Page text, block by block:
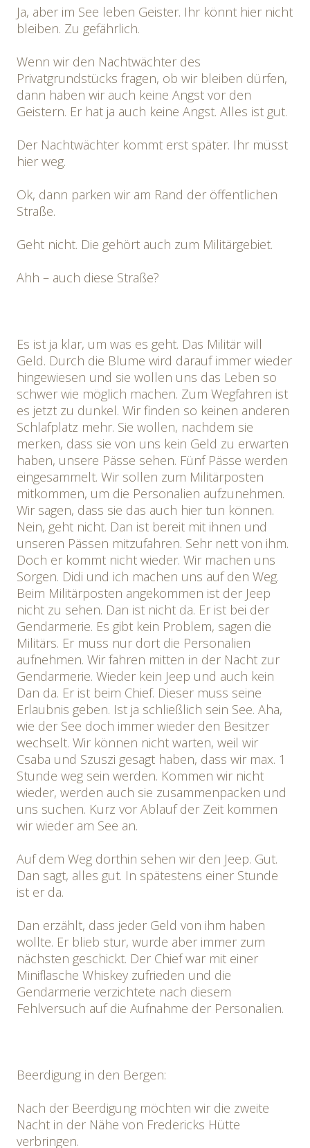
Ja, aber im See leben Geister. Ihr könnt hier nicht
bleiben. Zu gefährlich.
Wenn wir den Nachtwächter des
Privatgrundstücks fragen, ob wir bleiben dürfen,
dann haben wir auch keine Angst vor den
Geistern. Er hat ja auch keine Angst. Alles ist gut.
Der Nachtwächter kommt erst später. Ihr müsst
hier weg.
Ok, dann parken wir am Rand der öffentlichen
Straße.
Geht nicht. Die gehört auch zum Militärgebiet.
Ahh – auch diese Straße?
Es ist ja klar, um was es geht. Das Militär will
Geld. Durch die Blume wird darauf immer wieder
hingewiesen und sie wollen uns das Leben so
schwer wie möglich machen. Zum Wegfahren ist
es jetzt zu dunkel. Wir finden so keinen anderen
Schlafplatz mehr. Sie wollen, nachdem sie
merken, dass sie von uns kein Geld zu erwarten
haben, unsere Pässe sehen. Fünf Pässe werden
eingesammelt. Wir sollen zum Militärposten
mitkommen, um die Personalien aufzunehmen.
Wir sagen, dass sie das auch hier tun können.
Nein, geht nicht. Dan ist bereit mit ihnen und
unseren Pässen mitzufahren. Sehr nett von ihm.
Doch er kommt nicht wieder. Wir machen uns
Sorgen. Didi und ich machen uns auf den Weg.
Beim Militärposten angekommen ist der Jeep
nicht zu sehen. Dan ist nicht da. Er ist bei der
Gendarmerie. Es gibt kein Problem, sagen die
Militärs. Er muss nur dort die Personalien
aufnehmen. Wir fahren mitten in der Nacht zur
Gendarmerie. Wieder kein Jeep und auch kein
Dan da. Er ist beim Chief. Dieser muss seine
Erlaubnis geben. Ist ja schließlich sein See. Aha,
wie der See doch immer wieder den Besitzer
wechselt. Wir können nicht warten, weil wir
Csaba und Szuszi gesagt haben, dass wir max. 1
Stunde weg sein werden. Kommen wir nicht
wieder, werden auch sie zusammenpacken und
uns suchen. Kurz vor Ablauf der Zeit kommen
wir wieder am See an.
Auf dem Weg dorthin sehen wir den Jeep. Gut.
Dan sagt, alles gut. In spätestens einer Stunde
ist er da.
Dan erzählt, dass jeder Geld von ihm haben
wollte. Er blieb stur, wurde aber immer zum
nächsten geschickt. Der Chief war mit einer
Miniflasche Whiskey zufrieden und die
Gendarmerie verzichtete nach diesem
Fehlversuch auf die Aufnahme der Personalien.
Beerdigung in den Bergen:
Nach der Beerdigung möchten wir die zweite
Nacht in der Nähe von Fredericks Hütte
verbringen.